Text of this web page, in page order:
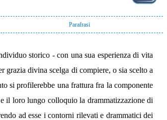
Parafrasi
storico - con una sua esperienza di vita
divina scelga di compiere, o sia scelto a
si profilerebbe una frattura fra la componente
il loro lungo colloquio la drammatizzazione di
ad esse i contorni rilevati e drammatici dei